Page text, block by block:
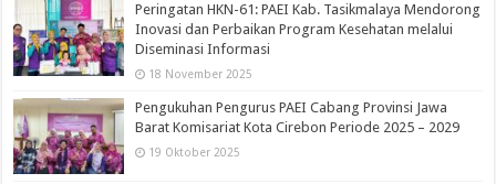
Peringatan HKN-61: PAEI Kab. Tasikmalaya Mendorong
Inovasi dan Perbaikan Program Kesehatan melalui
Diseminasi Informasi
18 November 2025
Pengukuhan Pengurus PAEI Cabang Provinsi Jawa
Barat Komisariat Kota Cirebon Periode 2025 – 2029
19 Oktober 2025